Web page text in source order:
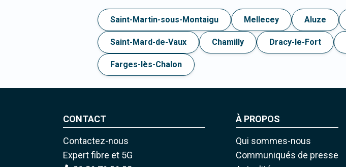
Saint-Martin-sous-Montaigu Mellecey Aluze
Saint-Mard-de-Vaux Chamilly Dracy-le-Fort
Farges-lès-Chalon
CONTACT
Contactez-nous
Expert fibre et 5G
À PROPOS
Qui sommes-nous
Communiqués de presse